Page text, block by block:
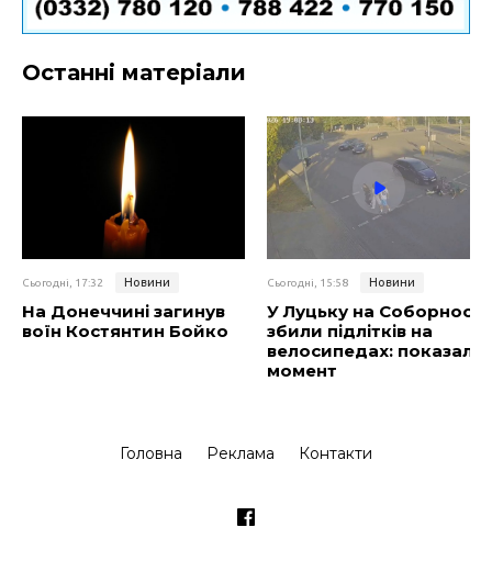
Останні матеріали
Сьогодні, 17:32 Новини
На Донеччині загинув
воїн Костянтин Бойко
Сьогодні, 15:58 Новини
У Луцьку на Соборності
збили підлітків на
велосипедах: показали
момент
Головна Реклама Контакти